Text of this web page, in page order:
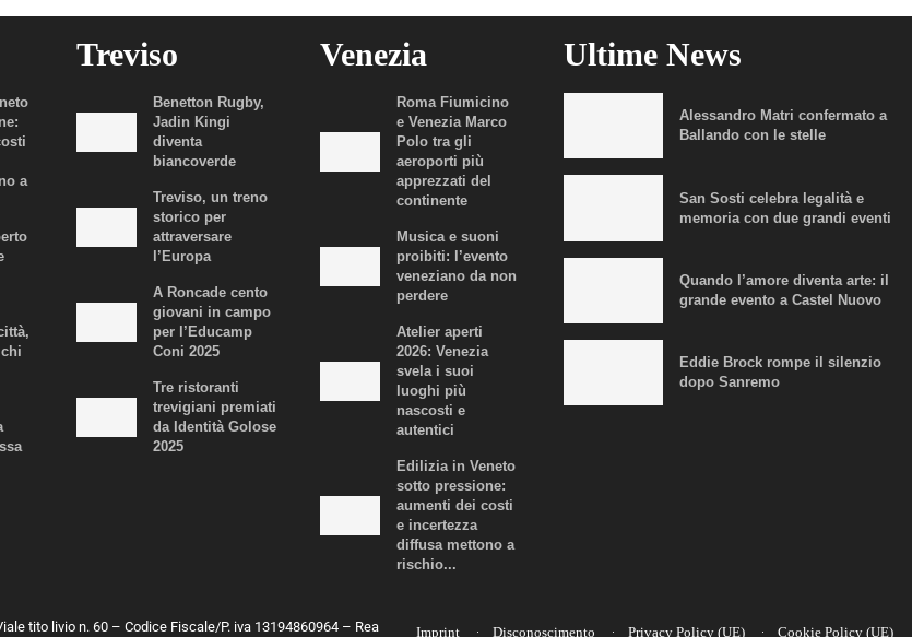
a
Treviso
Benetton Rugby,
Jadin Kingi
diventa
biancoverde
Treviso, un treno
storico per
attraversare
l’Europa
A Roncade cento
giovani in campo
per l’Educamp
Coni 2025
Tre ristoranti
trevigiani premiati
da Identità Golose
2025
Venezia
Roma Fiumicino
e Venezia Marco
Polo tra gli
aeroporti più
apprezzati del
continente
Musica e suoni
proibiti: l’evento
veneziano da non
perdere
Atelier aperti
2026: Venezia
svela i suoi
luoghi più
nascosti e
autentici
Edilizia in Veneto
sotto pressione:
aumenti dei costi
e incertezza
diffusa mettono a
rischio...
Ultime News
Alessandro Matri confermato a
Ballando con le stelle
San Sosti celebra legalità e
memoria con due grandi eventi
Quando l’amore diventa arte: il
grande evento a Castel Nuovo
Eddie Brock rompe il silenzio
dopo Sanremo
tito livio n. 60 – Codice Fiscale/P. iva 13194860964 – Rea
Imprint Disconoscimento Privacy Policy (UE) Cookie Policy (UE)